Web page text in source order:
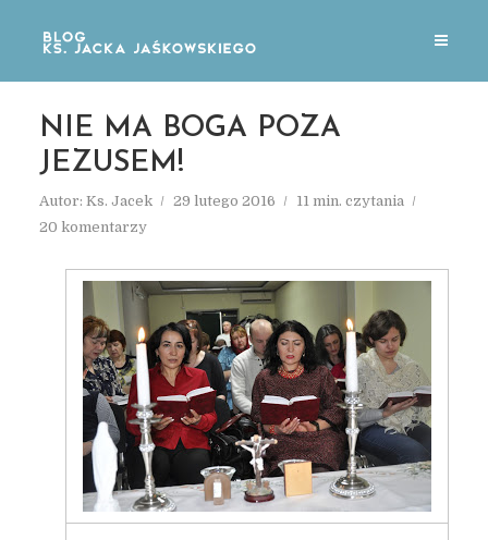
NIE MA BOGA POZA
JEZUSEM!
Autor: Ks. Jacek 29 lutego 2016
11 min. czytania
20 komentarzy